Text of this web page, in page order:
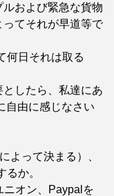
および緊急な貨物
てそれが早道等で
何日それは取る
したら、私達にあ
自由に感じなさい
よって決まる）、
か。
ニオン、Paypalを